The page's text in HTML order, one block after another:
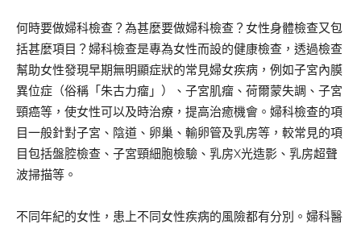
何時要做婦科檢查？為甚麼要做婦科檢查？女性身體檢查又包
括甚麼項目？婦科檢查是專為女性而設的健康檢查，透過檢查
幫助女性發現早期無明顯症狀的常見婦女疾病，例如子宮內膜
異位症（俗稱「朱古力瘤」）、子宮肌瘤、荷爾蒙失調、子宮
頸癌等，使女性可以及時治療，提高治癒機會。婦科檢查的項
目一般針對子宮、陰道、卵巢、輸卵管及乳房等，較常見的項
目包括盤腔檢查、子宮頸細胞檢驗、乳房X光造影、乳房超聲
波掃描等。
不同年紀的女性，患上不同女性疾病的風險都有分別。婦科醫